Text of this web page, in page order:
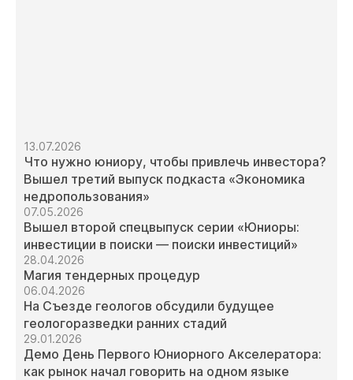
13.07.2026
Что нужно юниору, чтобы привлечь инвестора?
Вышел третий выпуск подкаста «Экономика
недропользования»
07.05.2026
Вышел второй спецвыпуск серии «Юниоры:
инвестиции в поиски — поиски инвестиций»
28.04.2026
Магия тендерных процедур
06.04.2026
На Съезде геологов обсудили будущее
геологоразведки ранних стадий
29.01.2026
Демо День Первого Юниорного Акселератора:
как рынок начал говорить на одном языке